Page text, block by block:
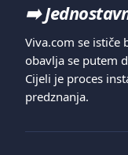
➡️
Viva.com se
obavlja se putem
Cijeli je proces
predznanja.